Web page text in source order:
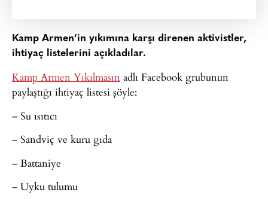
Kamp Armen’in yıkımına karşı direnen aktivistler,
ihtiyaç listelerini açıkladılar.
Kamp Armen Yıkılmasın adlı Facebook grubunun
paylaştığı ihtiyaç listesi şöyle:
– Su ısıtıcı
– Sandviç ve kuru gıda
– Battaniye
– Uyku tulumu